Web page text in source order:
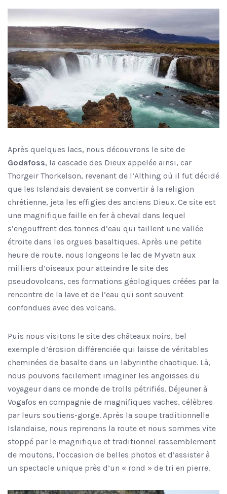
Après quelques lacs, nous découvrons le site de
Godafoss, la cascade des Dieux appelée ainsi, car
Thorgeir Thorkelson, revenant de l’Althing où il fut décidé
que les Islandais devaient se convertir à la religion
chrétienne, jeta les effigies des anciens Dieux. Ce site est
une magnifique faille en fer à cheval dans lequel
s’engouffrent des tonnes d’eau qui taillent une vallée
étroite dans les orgues basaltiques. Après une petite
heure de route, nous longeons le lac de Myvatn aux
milliers d’oiseaux pour atteindre le site des
pseudovolcans, ces formations géologiques créées par la
rencontre de la lave et de l’eau qui sont souvent
confondues avec des volcans.
Puis nous visitons le site des châteaux noirs, bel
exemple d’érosion différenciée qui laisse de véritables
cheminées de basalte dans un labyrinthe chaotique. Là,
nous pouvons facilement imaginer les angoisses du
voyageur dans ce monde de trolls pétrifiés. Déjeuner à
Vogafos en compagnie de magnifiques vaches, célèbres
par leurs soutiens-gorge. Après la soupe traditionnelle
Islandaise, nous reprenons la route et nous sommes vite
stoppé par le magnifique et traditionnel rassemblement
de moutons, l’occasion de belles photos et d’assister à
un spectacle unique près d’un « rond » de tri en pierre.